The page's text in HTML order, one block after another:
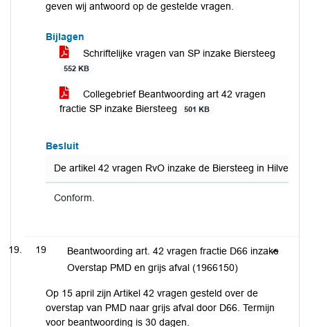
geven wij antwoord op de gestelde vragen.
Bijlagen
Schriftelijke vragen van SP inzake Biersteeg
552 KB
Collegebrief Beantwoording art 42 vragen
fractie SP inzake Biersteeg
501 KB
Besluit
De artikel 42 vragen RvO inzake de Biersteeg in
Conform.
19
Beantwoording art. 42 vragen fractie D66 inzake
Overstap PMD en grijs afval (1966150)
Op 15 april zijn Artikel 42 vragen gesteld over de
overstap van PMD naar grijs afval door D66. Termijn
voor beantwoording is 30 dagen.